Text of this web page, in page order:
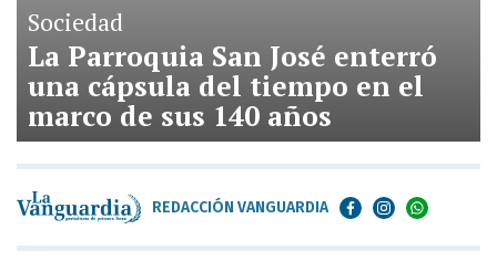
Sociedad
La Parroquia San José enterró
una cápsula del tiempo en el
marco de sus 140 años
REDACCIÓN VANGUARDIA